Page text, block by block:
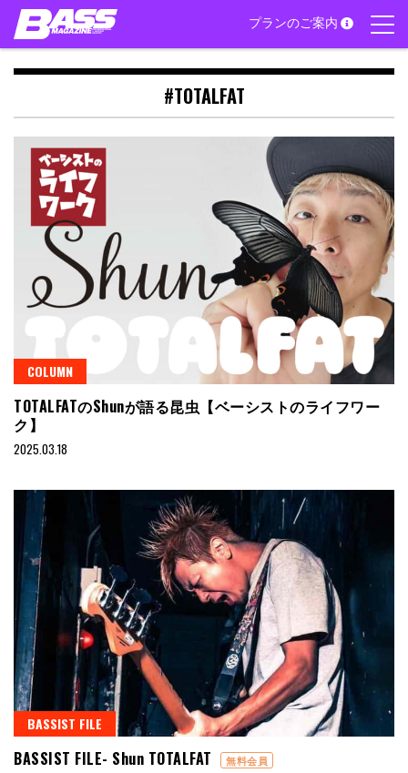
Skip
content
プランのご案内
#TOTALFAT
COLUMN
TOTALFATのShunが語る昆虫【ベーシストのライフワー
ク】
2025.03.18
BASSIST FILE
BASSIST FILE- Shun TOTALFAT 無料会員